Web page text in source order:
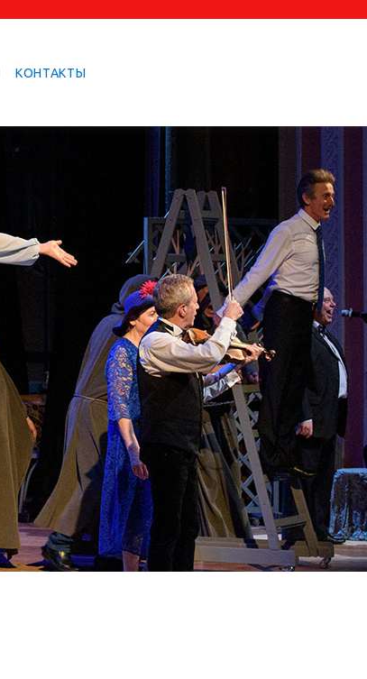
КОНТАКТЫ